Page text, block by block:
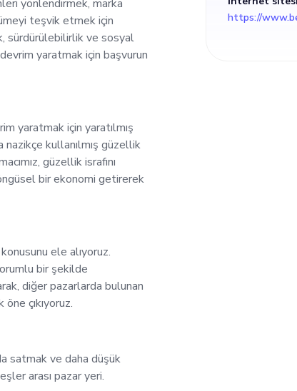
çevrimiçi
sağlamaktan
girişimleri
artırmak ve
teşvik etmek
sosyal medya
yönlendirmek, marka
teşvik etmek için
sürdürülebilirlik ve sosyal
yaratmak için başvurun
yaratmak için yaratılmış
kullanılmış güzellik
güzellik israfını
bir ekonomi getirerek
ele alıyoruz.
bir şekilde
diğer pazarlarda bulunan
çıkıyoruz.
satmak ve daha düşük
arası pazar yeri.